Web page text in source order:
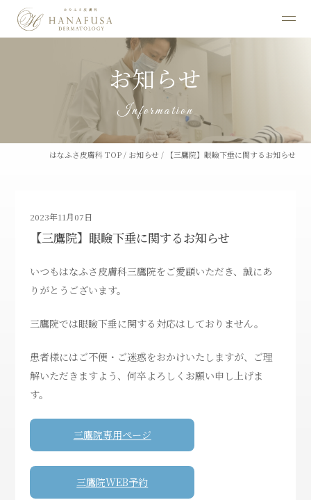
お知らせ
Information
はなふさ皮膚科 TOP / お知らせ / 【三鷹院】眼瞼下垂に関するお知らせ
2023年11月07日
【三鷹院】眼瞼下垂に関するお知らせ
いつもはなふさ皮膚科三鷹院をご愛顧いただき、誠にあ
りがとうございます。
三鷹院では眼瞼下垂に関する対応はしておりません。
患者様にはご不便・ご迷惑をおかけいたしますが、ご理
解いただきますよう、何卒よろしくお願い申し上げま
す。
三鷹院専用ページ
三鷹院WEB予約